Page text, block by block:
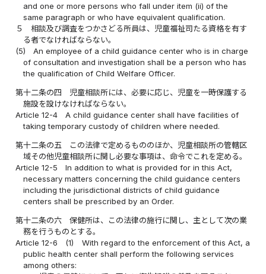
and one or more persons who fall under item (ii) of the
same paragraph or who have equivalent qualification.
５
相談及び調査をつかさどる所員は、児童福祉司たる資格を有す
る者でなければならない。
(5)
An employee of a child guidance center who is in charge
of consultation and investigation shall be a person who has
the qualification of Child Welfare Officer.
第十二条の四
児童相談所には、必要に応じ、児童を一時保護する
施設を設けなければならない。
Article 12-4
A child guidance center shall have facilities of
taking temporary custody of children where needed.
第十二条の五
この法律で定めるもののほか、児童相談所の管轄区
域その他児童相談所に関し必要な事項は、命令でこれを定める。
Article 12-5
In addition to what is provided for in this Act,
necessary matters concerning the child guidance centers
including the jurisdictional districts of child guidance
centers shall be prescribed by an Order.
第十二条の六
保健所は、この法律の施行に関し、主として次の業
務を行うものとする。
Article 12-6
(1)
With regard to the enforcement of this Act, a
public health center shall perform the following services
among others: